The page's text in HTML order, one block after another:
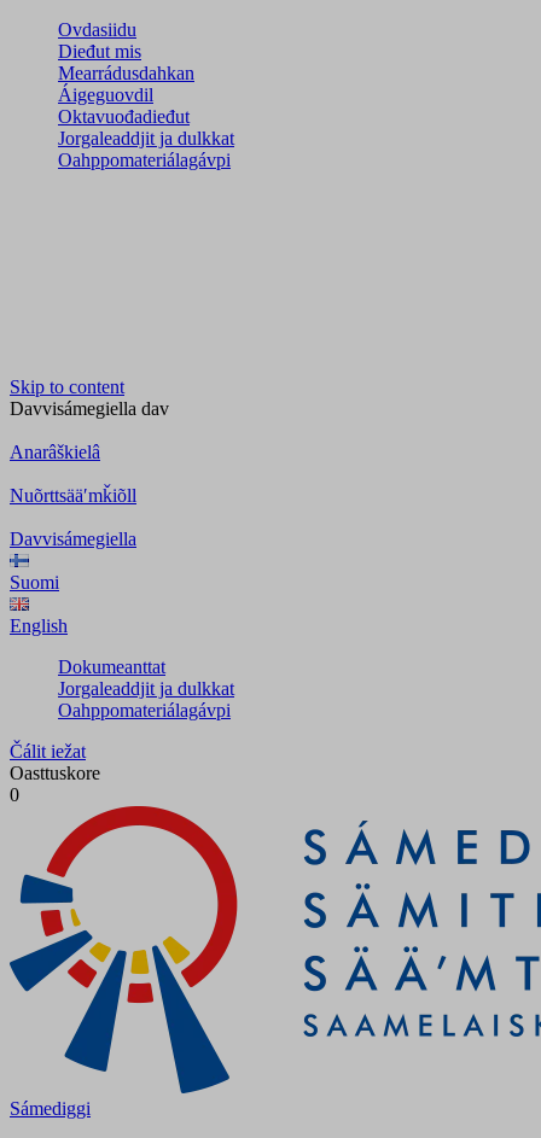
Ovdasiidu
Dieđut mis
Mearrádusdahkan
Áigeguovdil
Oktavuođadieđut
Jorgaleaddjit ja dulkkat
Oahppomateriálagávpi
Skip to content
Davvisámegiella dav
Anarâškielâ
Nuõrttsääʹmǩiõll
Davvisámegiella
Suomi
English
Dokumeanttat
Jorgaleaddjit ja dulkkat
Oahppomateriálagávpi
Čálit iežat
Oasttuskore
0
Sámediggi